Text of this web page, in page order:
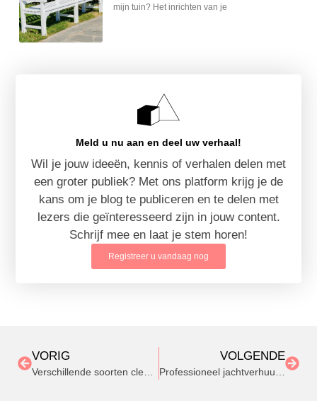
mijn tuin? Het inrichten van je
Meld u nu aan en deel uw verhaal!
Wil je jouw ideeën, kennis of verhalen delen met
een groter publiek? Met ons platform krijg je de
kans om je blog te publiceren en te delen met
lezers die geïnteresseerd zijn in jouw content.
Schrijf mee en laat je stem horen!
Registreer u vandaag nog
VORIG VOLGENDE